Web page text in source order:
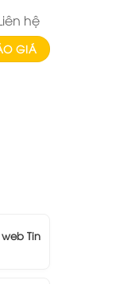
hệ
GIÁ
Tin